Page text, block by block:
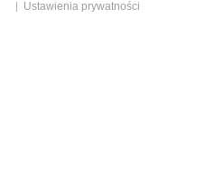
Ustawienia prywatności